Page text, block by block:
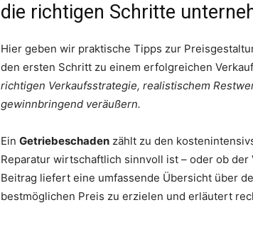
die richtigen Schritte
Hier geben wir praktische Tipps zur
den ersten Schritt zu einem erfolgreichen
richtigen Verkaufsstrategie, realistischem
gewinnbringend veräußern.
Ein Getriebeschaden zählt zu den
Reparatur wirtschaftlich sinnvoll ist – oder ob
Beitrag liefert eine umfassende Übersicht über
bestmöglichen Preis zu erzielen und erläutert